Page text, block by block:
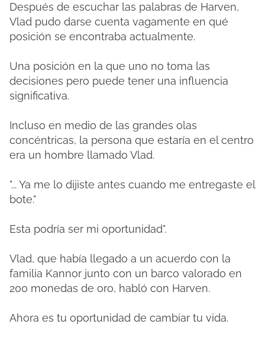
Después de escuchar las palabras de Harven,
Vlad pudo darse cuenta vagamente en qué
posición se encontraba actualmente.
Una posición en la que uno no toma las
decisiones pero puede tener una influencia
significativa.
Incluso en medio de las grandes olas
concéntricas, la persona que estaría en el centro
era un hombre llamado Vlad.
"... Ya me lo dijiste antes cuando me entregaste el
bote."
Esta podría ser mi oportunidad".
Vlad, que había llegado a un acuerdo con la
familia Kannor junto con un barco valorado en
200 monedas de oro, habló con Harven.
Ahora es tu oportunidad de cambiar tu vida.